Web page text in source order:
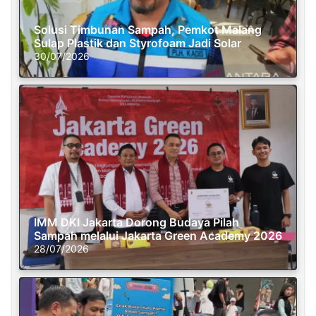
Solusi Timbunan Sampah, Pemkot Malang
Sulap Plastik dan Styrofoam Jadi Solar
30/07/2026
IMM DKI Jakarta Dorong Budaya Pilah
Sampah melalui Jakarta Green Academy 2026
28/07/2026